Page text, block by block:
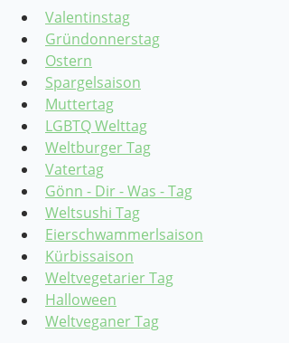
Valentinstag
Gründonnerstag
Ostern
Spargelsaison
Muttertag
LGBTQ Welttag
Weltburger Tag
Vatertag
Gönn - Dir - Was - Tag
Weltsushi Tag
Eierschwammerlsaison
Kürbissaison
Weltvegetarier Tag
Halloween
Weltveganer Tag